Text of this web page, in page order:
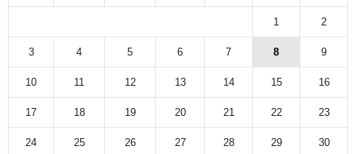
1 2
3 4 5 6 7 8 9
10 11 12 13 14 15 16
17 18 19 20 21 22 23
24 25 26 27 28 29 30